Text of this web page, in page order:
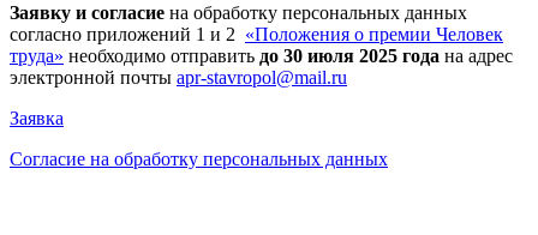
Заявку и согласие на обработку персональных данных
согласно приложений 1 и 2 «Положения о премии Человек
труда» необходимо отправить до 30 июля 2025 года на адрес
электронной почты apr-stavropol@mail.ru
Заявка
Согласие на обработку персональных данных